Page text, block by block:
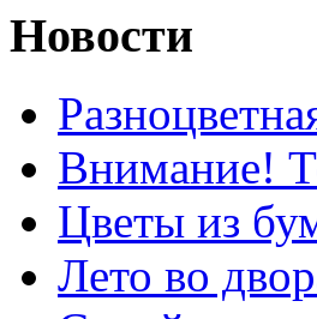
Новости
Внимание!
Цветы из
Лето во